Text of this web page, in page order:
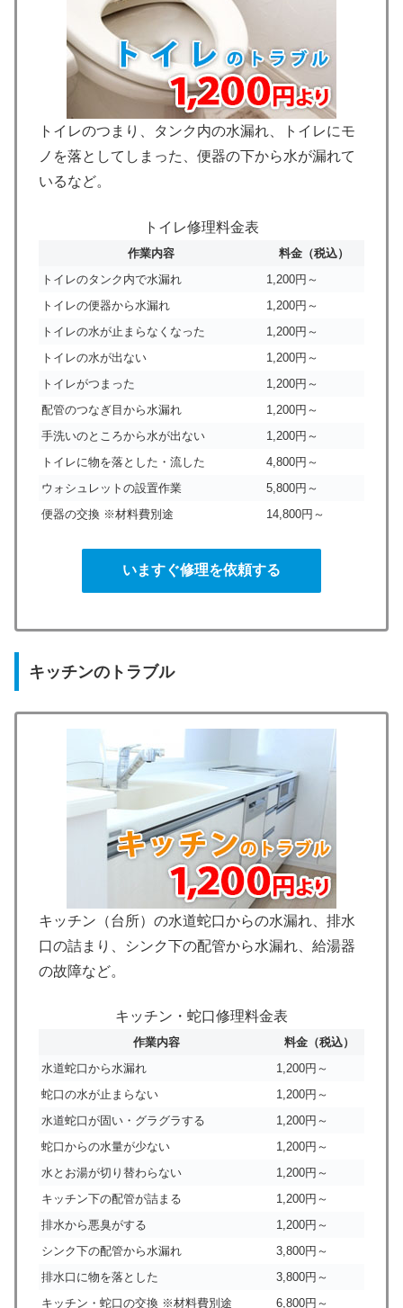
トイレのつまり、タンク内の水漏れ、トイレにモ
ノを落としてしまった、便器の下から水が漏れて
いるなど。
トイレ修理料金表
作業内容
料金（税込）
トイレのタンク内で水漏れ
1,200円～
トイレの便器から水漏れ
1,200円～
トイレの水が止まらなくなった
1,200円～
トイレの水が出ない
1,200円～
トイレがつまった
1,200円～
配管のつなぎ目から水漏れ
1,200円～
手洗いのところから水が出ない
1,200円～
トイレに物を落とした・流した
4,800円～
ウォシュレットの設置作業
5,800円～
便器の交換 ※材料費別途
14,800円～
いますぐ修理を依頼する
キッチンのトラブル
キッチン（台所）の水道蛇口からの水漏れ、排水
口の詰まり、シンク下の配管から水漏れ、給湯器
の故障など。
キッチン・蛇口修理料金表
作業内容
料金（税込）
水道蛇口から水漏れ
1,200円～
蛇口の水が止まらない
1,200円～
水道蛇口が固い・グラグラする
1,200円～
蛇口からの水量が少ない
1,200円～
水とお湯が切り替わらない
1,200円～
キッチン下の配管が詰まる
1,200円～
排水から悪臭がする
1,200円～
シンク下の配管から水漏れ
3,800円～
排水口に物を落とした
3,800円～
キッチン・蛇口の交換 ※材料費別途
6,800円～